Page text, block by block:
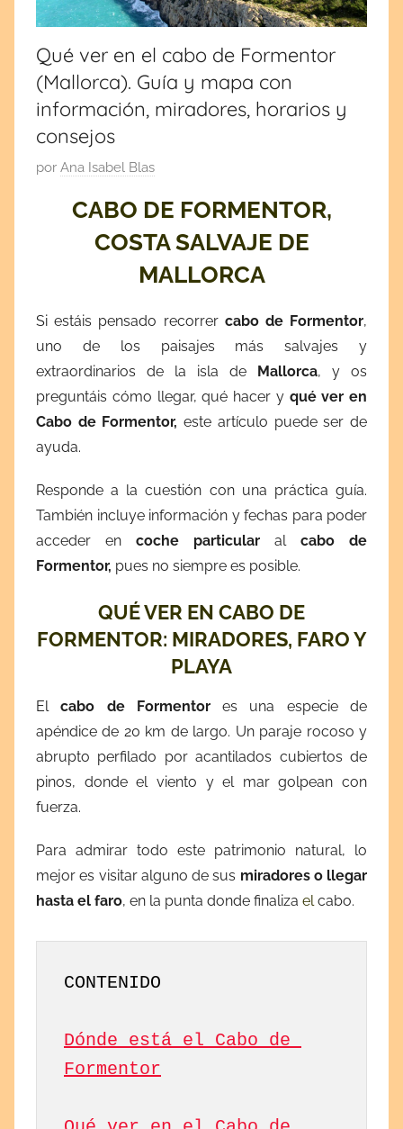
España
Europa
¡Visita
blog!
Qué ver en el cabo de Formentor
(Mallorca). Guía y mapa con
información, miradores, horarios y
consejos
P
a
e
l
d
i
i
e
m
b
8
0
2
3
por Ana Isabel Blas
CABO DE FORMENTOR,
COSTA SALVAJE DE
MALLORCA
Si estáis pensado recorrer cabo de Formentor,
uno de los paisajes más salvajes y
extraordinarios de la isla de Mallorca, y os
preguntáis cómo llegar, qué hacer y qué ver en
Cabo de Formentor,este artículo puede ser de
ayuda.
Responde a la cuestión con una práctica guía.
También incluye información y fechas para poder
acceder en coche particular al cabo de
Formentor, pues no siempre es posible.
QUÉ VER EN CABO DE
FORMENTOR: MIRADORES, FARO Y
PLAYA
Elcabo de Formentores una especie de
apéndice de 20 km de largo. Un paraje rocoso y
abrupto perfilado por acantilados cubiertos de
pinos, donde el viento y el mar golpean con
fuerza.
Para admirar todo este patrimonio natural, lo
mejor es visitar alguno de sus miradores o llegar
hasta el faro, en la punta donde finaliza elcabo.
Dónde está el Cabo de
Formentor